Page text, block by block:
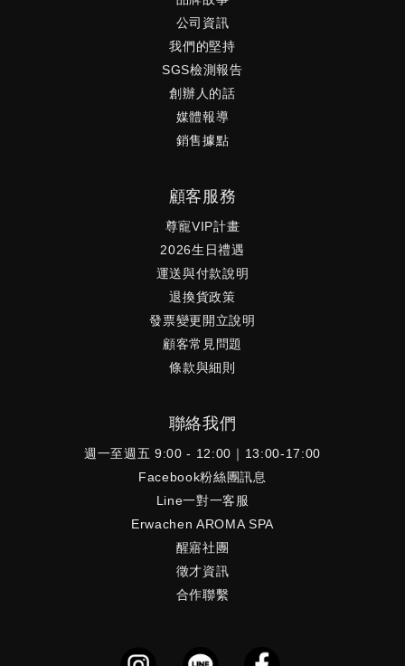
公司資訊
我們的堅持
SGS檢測報告
創辦人的話
媒體報導
銷售據點
顧客服務
尊寵VIP計畫
2026生日禮遇
運送與付款說明
退換貨政策
發票變更開立說明
顧客常見問題
條款與細則
聯絡我們
週一至週五 9:00 - 12:00｜13:00-17:00
Facebook粉絲團訊息
Line一對一客服
Erwachen AROMA SPA
醒寤社團
徵才資訊
合作聯繫